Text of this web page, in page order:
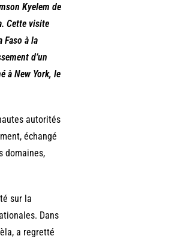
Kyelem de
Cette visite
Faso à la
d’un
à New York, le
autorités
échangé
domaines,
sur la
Dans
a regretté